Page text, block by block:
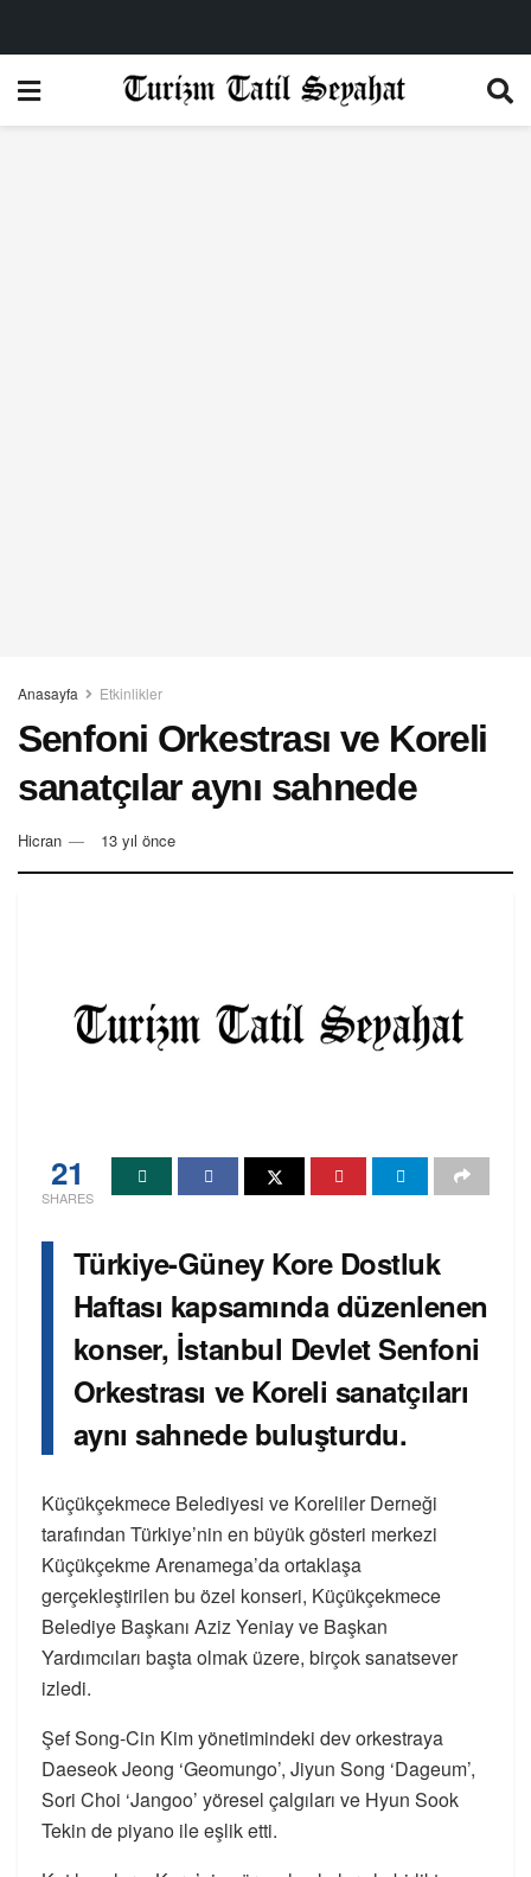
Anasayfa Etkinlikler
Senfoni Orkestrası ve Koreli
sanatçılar aynı sahnede
Hicran 13 yıl önce
21
SHARES
Türkiye-Güney Kore Dostluk
Haftası kapsamında düzenlenen
konser, İstanbul Devlet Senfoni
Orkestrası ve Koreli sanatçıları
aynı sahnede buluşturdu.
Küçükçekmece Belediyesi ve Koreliler Derneği
tarafından Türkiye’nin en büyük gösteri merkezi
Küçükçekme Arenamega’da ortaklaşa
gerçekleştirilen bu özel konseri, Küçükçekmece
Belediye Başkanı Aziz Yeniay ve Başkan
Yardımcıları başta olmak üzere, birçok sanatsever
izledi.
Şef Song-Cin Kim yönetimindeki dev orkestraya
Daeseok Jeong ‘Geomungo’, Jiyun Song ‘Dageum’,
Sori Choi ‘Jangoo’ yöresel çalgıları ve Hyun Sook
Tekin de piyano ile eşlik etti.